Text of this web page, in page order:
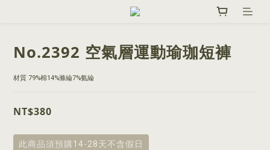
No.2392 空氣層運動瑜珈短褲
材質 79%棉14%滌綸7%氨綸
NT$380
此商品須預購14-28天不含假日